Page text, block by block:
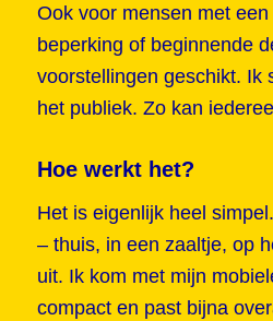
Ook voor mensen met
beperking of beginnende
voorstellingen geschikt. Ik
het publiek. Zo kan
Hoe werkt het?
Het is eigenlijk heel
– thuis, in een zaaltje, op
uit. Ik kom met mijn
compact en past bijna